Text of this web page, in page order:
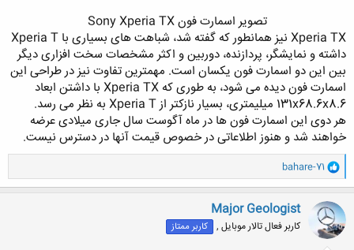
تصویر اسمارت فون Sony Xperia TX​
Xperia TX نیز همانطور که گفته شد، شباهت های بسیاری با Xperia T
داشته و نمایشگر، پردازنده، دوربین و اکثر مشخصات سخت افزاری دیگر
بین این دو اسمارت فون یکسان است. مهمترین تفاوت نیز در طراحی این
اسمارت فون دیده می شود، به طوری که Xperia TX با داشتن ابعاد
131x68.6x8.6 میلیمتری، بسیار نازکتر از Xperia T به نظر می رسد.
هر دوی این اسمارت فون ها در ماه آگوست سال جاری میلادی عرضه
خواهند شد و هنوز اطلاعاتی در خصوص قیمت آنها در دسترس نیست.
و
ا
ک
ن
ش
ه
ا
bahare-71
Major Geologist
کاربر فعال تالار موبایل , کاربر ممتاز